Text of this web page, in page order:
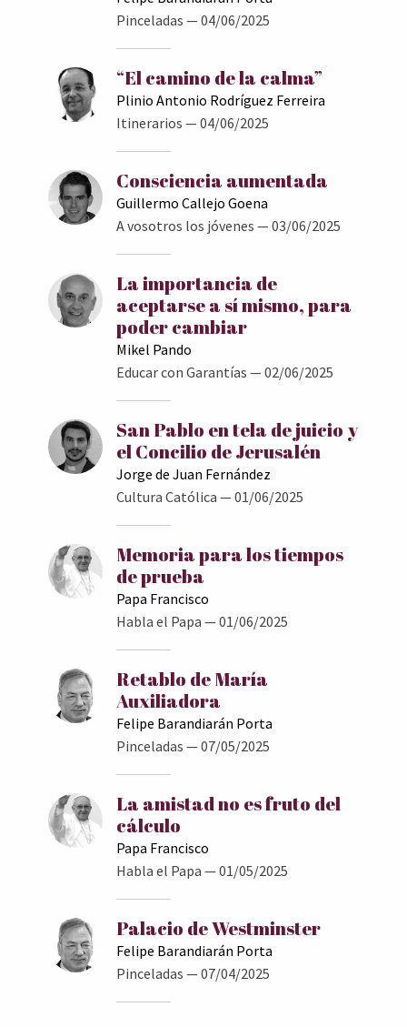
Pinceladas — 04/06/2025
“El camino de la calma”
Plinio Antonio Rodríguez Ferreira
Itinerarios — 04/06/2025
Consciencia aumentada
Guillermo Callejo Goena
A vosotros los jóvenes — 03/06/2025
La importancia de
aceptarse a sí mismo, para
poder cambiar
Mikel Pando
Educar con Garantías — 02/06/2025
San Pablo en tela de juicio y
el Concilio de Jerusalén
Jorge de Juan Fernández
Cultura Católica — 01/06/2025
Memoria para los tiempos
de prueba
Papa Francisco
Habla el Papa — 01/06/2025
Retablo de María
Auxiliadora
Felipe Barandiarán Porta
Pinceladas — 07/05/2025
La amistad no es fruto del
cálculo
Papa Francisco
Habla el Papa — 01/05/2025
Palacio de Westminster
Felipe Barandiarán Porta
Pinceladas — 07/04/2025